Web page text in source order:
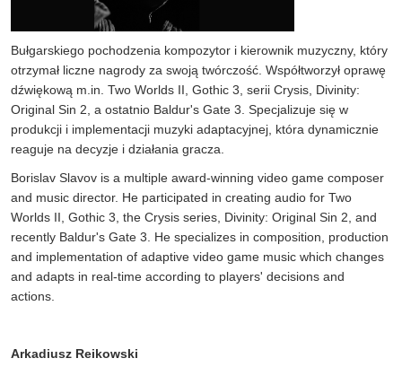
Bułgarskiego pochodzenia kompozytor i kierownik muzyczny, który
otrzymał liczne nagrody za swoją twórczość. Współtworzył oprawę
dźwiękową m.in. Two Worlds II, Gothic 3, serii Crysis, Divinity:
Original Sin 2, a ostatnio Baldur's Gate 3. Specjalizuje się w
produkcji i implementacji muzyki adaptacyjnej, która dynamicznie
reaguje na decyzje i działania gracza.
Borislav Slavov is a multiple award-winning video game composer
and music director. He participated in creating audio for Two
Worlds II, Gothic 3, the Crysis series, Divinity: Original Sin 2, and
recently Baldur's Gate 3. He specializes in composition, production
and implementation of adaptive video game music which changes
and adapts in real-time according to players' decisions and
actions.
Arkadiusz Reikowski